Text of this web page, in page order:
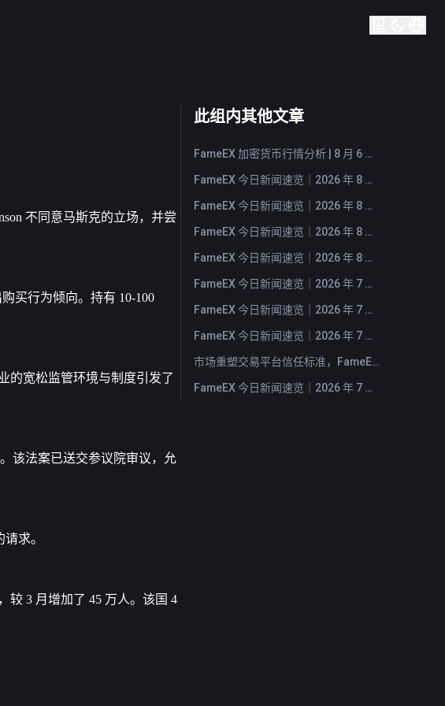
不同意马斯克的立场，并尝
买行为倾向。持有 10-100
的宽松监管环境与制度引发了
该法案已送交参议院审议，允
求。
较 3 月增加了 45 万人。该国 4
此组内其他文章
FameEX 加密货币行情分析 | 8 月 6 日, 2026
FameEX 今日新闻速览｜2026 年 8 月 6 日
FameEX 今日新闻速览｜2026 年 8 月 5 日
FameEX 今日新闻速览｜2026 年 8 月 4 日
FameEX 今日新闻速览｜2026 年 8 月 3 日
FameEX 今日新闻速览｜2026 年 7 月 31 日
FameEX 今日新闻速览｜2026 年 7 月 30 日
FameEX 今日新闻速览｜2026 年 7 月 29 日
市场重塑交易平台信任标准，FameEX 以八年稳健运营持续服务全球用户
FameEX 今日新闻速览｜2026 年 7 月 28 日